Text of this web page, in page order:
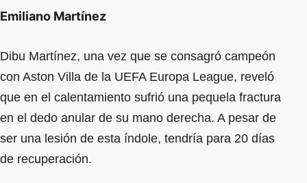
Emiliano Martínez
Dibu Martínez, una vez que se consagró campeón
con Aston Villa de la UEFA Europa League, reveló
que en el calentamiento sufrió una pequela fractura
en el dedo anular de su mano derecha. A pesar de
ser una lesión de esta índole, tendría para 20 días
de recuperación.